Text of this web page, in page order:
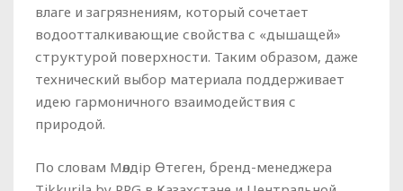
влаге и загрязнениям, который сочетает
водоотталкивающие свойства с «дышащей»
структурой поверхности. Таким образом, даже
технический выбор материала поддерживает
идею гармоничного взаимодействия с
природой.
По словам Мөлдір Өтеген, бренд-менеджера